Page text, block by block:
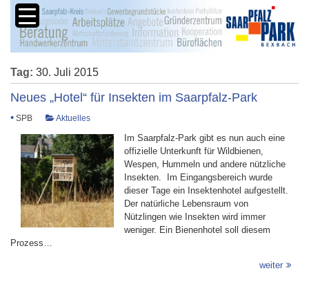
Tag: 30. Juli 2015
Neues „Hotel“ für Insekten im Saarpfalz-Park
• SPB Aktuelles
Im Saarpfalz-Park gibt es nun auch eine
offizielle Unterkunft für Wildbienen,
Wespen, Hummeln und andere nützliche
Insekten. Im Eingangsbereich wurde
dieser Tage ein Insektenhotel aufgestellt.
Der natürliche Lebensraum von
Nützlingen wie Insekten wird immer
weniger. Ein Bienenhotel soll diesem
Prozess…
weiter